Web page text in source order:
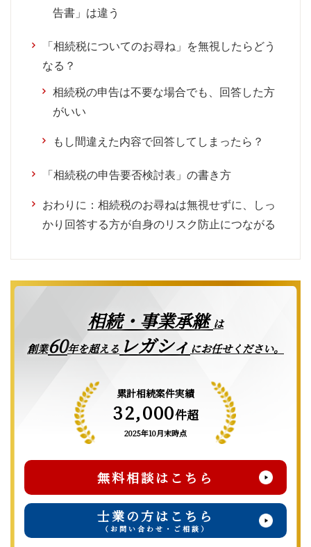
告書」は違う
「相続税についてのお尋ね」を無視したらどう
なる？
相続税の申告は不要な場合でも、回答した方
がいい
もし間違えた内容で回答してしまったら？
「相続税の申告要否検討表」の書き方
おわりに：相続税のお尋ねは無視せずに、しっ
かり回答する方が自身のリスク防止につながる
相続・事業承継は
創業60年を超える レガシィ にお任せください。
累計相続案件実績
32,000件超
2025年10月末時点
無料相談はこちら
士業の方はこちら
（お問い合わせ・ご相談）